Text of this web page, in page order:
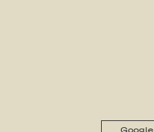
Google